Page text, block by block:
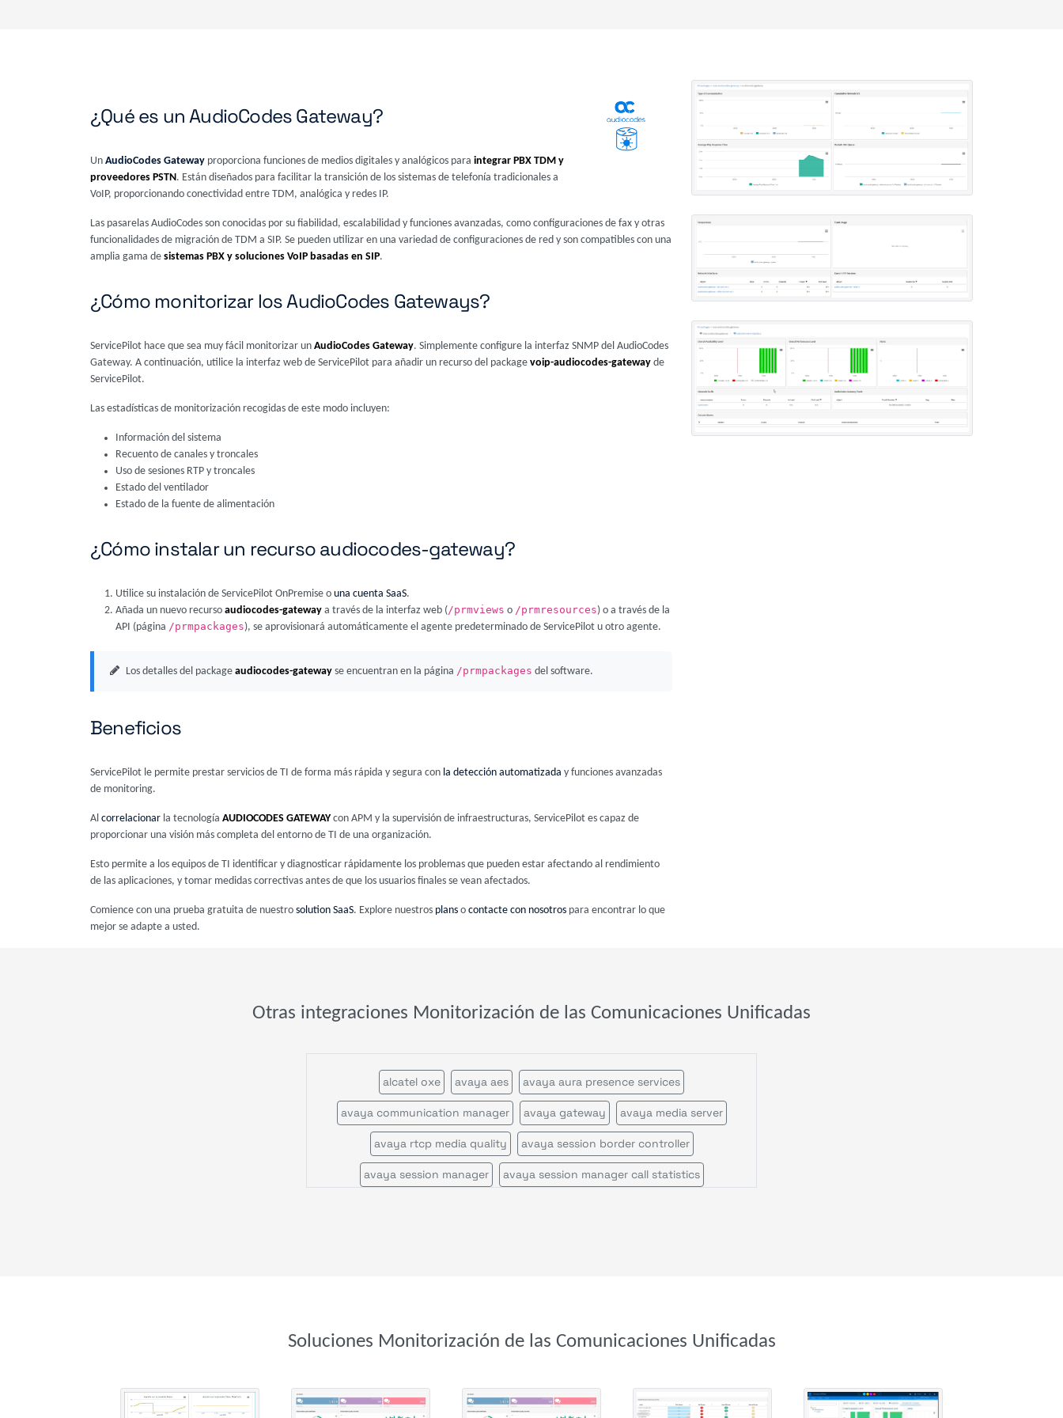
¿Qué es un AudioCodes Gateway?
Un AudioCodes Gateway proporciona funciones de medios digitales y analógicos para integrar PBX TDM y
proveedores PSTN. Están diseñados para facilitar la transición de los sistemas de telefonía tradicionales a
VoIP, proporcionando conectividad entre TDM, analógica y redes IP.
Las pasarelas AudioCodes son conocidas por su fiabilidad, escalabilidad y funciones avanzadas, como configuraciones de fax y otras
funcionalidades de migración de TDM a SIP. Se pueden utilizar en una variedad de configuraciones de red y son compatibles con una
amplia gama de sistemas PBX y soluciones VoIP basadas en SIP.
¿Cómo monitorizar los AudioCodes Gateways?
ServicePilot hace que sea muy fácil monitorizar un AudioCodes Gateway. Simplemente configure la interfaz SNMP del AudioCodes
Gateway. A continuación, utilice la interfaz web de ServicePilot para añadir un recurso del package voip-audiocodes-gateway de
ServicePilot.
Las estadísticas de monitorización recogidas de este modo incluyen:
Información del sistema
Recuento de canales y troncales
Uso de sesiones RTP y troncales
Estado del ventilador
Estado de la fuente de alimentación
¿Cómo instalar un recurso audiocodes-gateway?
Utilice su instalación de ServicePilot OnPremise o una cuenta SaaS.
Añada un nuevo recurso audiocodes-gateway a través de la interfaz web (/prmviews o /prmresources) o a través de la
API (página /prmpackages), se aprovisionará automáticamente el agente predeterminado de ServicePilot u otro agente.
Los detalles del package audiocodes-gateway se encuentran en la página /prmpackages del software.
Beneficios
ServicePilot le permite prestar servicios de TI de forma más rápida y segura con la detección automatizada y funciones avanzadas
de monitoring.
Al correlacionar la tecnología AUDIOCODES GATEWAYcon APM y la supervisión de infraestructuras, ServicePilot es capaz de
proporcionar una visión más completa del entorno de TI de una organización.
Esto permite a los equipos de TI identificar y diagnosticar rápidamente los problemas que pueden estar afectando al rendimiento
de las aplicaciones, y tomar medidas correctivas antes de que los usuarios finales se vean afectados.
Comience con una prueba gratuita de nuestro solution SaaS. Explore nuestros plans o contacte con nosotros para encontrar lo que
mejor se adapte a usted.
Otras integraciones Monitorización de las Comunicaciones Unificadas
alcatel oxe avaya aes avaya aura presence services
avaya communication manager avaya gateway avaya media server
avaya rtcp media quality avaya session border controller
avaya session manager avaya session manager call statistics
cisco gateway cisco mcu cisco tms cisco tp gw cisco ube
Soluciones Monitorización de las Comunicaciones Unificadas